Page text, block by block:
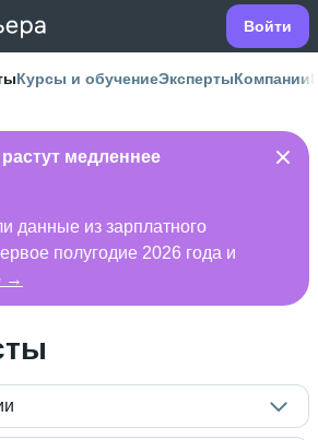
Войти
Курсы и обучениеЭкспертыКомпании
медленнее
данные из зарплатного
полугодие 2026 года и
→